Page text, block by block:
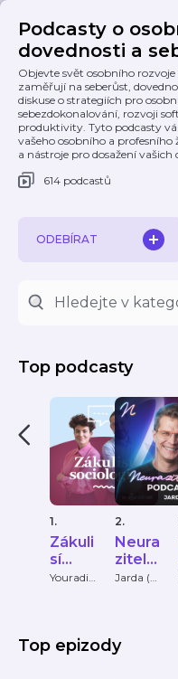
Podcasty o
dovednosti a
Objevte svět osobního
zaměřují na seberůst,
diskuse o strategiích pro
sebezdokonalování, rozvoji
produktivity. Tyto podcasty
vašeho osobního a
a nástroje pro dosažení vašich
614 podcastů
ODEBÍRAT
Top podcasty
1.
Zákuli
sí
sociol
Youradio
2.
Neura
ziteln
ý
Jiráka
Jarda (z
Top epizody